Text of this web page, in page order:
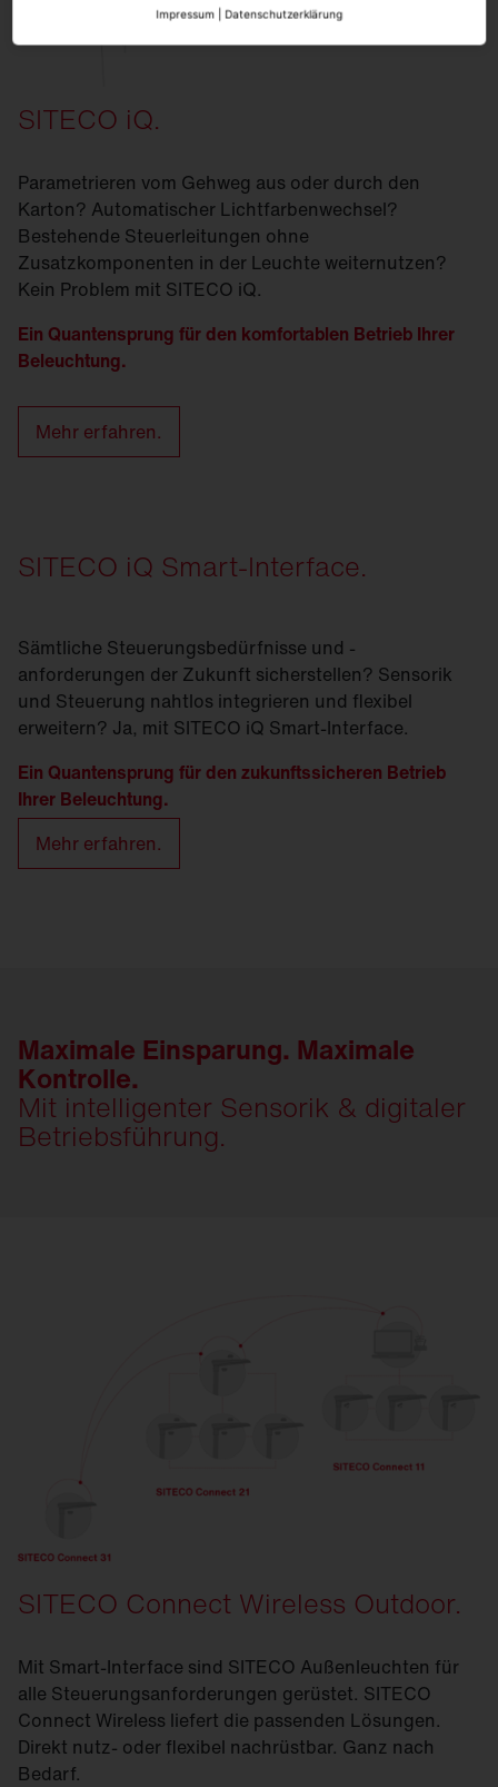
SITECO iQ.
Parametrieren vom Gehweg aus oder durch den
Karton? Automatischer Lichtfarbenwechsel?
Bestehende Steuerleitungen ohne
Zusatzkomponenten in der Leuchte weiternutzen?
Kein Problem mit SITECO iQ.
Ein Quantensprung für den komfortablen Betrieb Ihrer
Beleuchtung.
Mehr erfahren.
SITECO iQ Smart-Interface.
Sämtliche Steuerungsbedürfnisse und -
anforderungen der Zukunft sicherstellen? Sensorik
und Steuerung nahtlos integrieren und flexibel
erweitern? Ja, mit SITECO iQ Smart-Interface.
Ein Quantensprung für den zukunftssicheren Betrieb
Ihrer Beleuchtung.
Mehr erfahren.
Maximale Einsparung. Maximale
Kontrolle.
Mit intelligenter Sensorik & digitaler
Betriebsführung.
SITECO Connect Wireless Outdoor.
Mit Smart-Interface sind SITECO Außenleuchten für
alle Steuerungsanforderungen gerüstet. SITECO
Connect Wireless liefert die passenden Lösungen.
Direkt nutz- oder flexibel nachrüstbar. Ganz nach
Bedarf.
Impressum Datenschutzerklärung